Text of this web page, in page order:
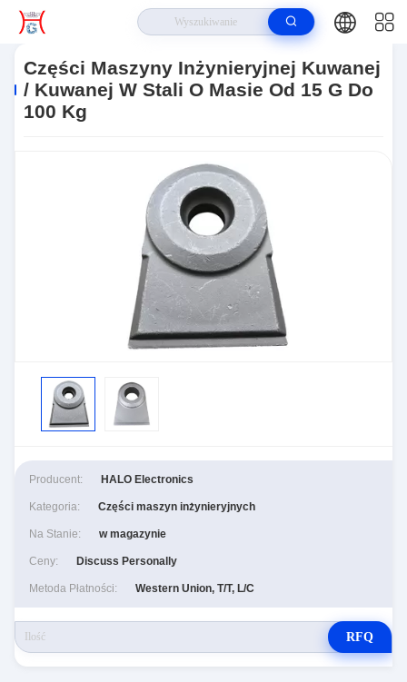
Inżynieryjnej Kuwanej / Kuwanej W Stali O Masie Od 15 G Do 100 Kg
Części Maszyny Inżynieryjnej Kuwanej
/ Kuwanej W Stali O Masie Od 15 G Do
100 Kg
Producent: HALO Electronics
Kategoria: Części maszyn inżynieryjnych
Na Stanie: w magazynie
Ceny: Discuss Personally
Metoda Płatności: Western Union, T/T, L/C
RFQ